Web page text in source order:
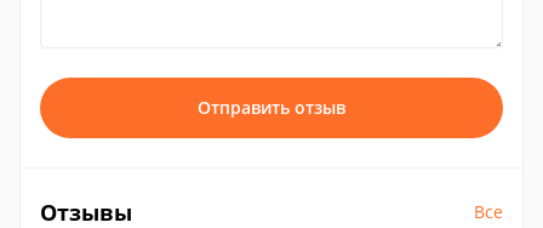
Отправить отзыв
Отзывы Все